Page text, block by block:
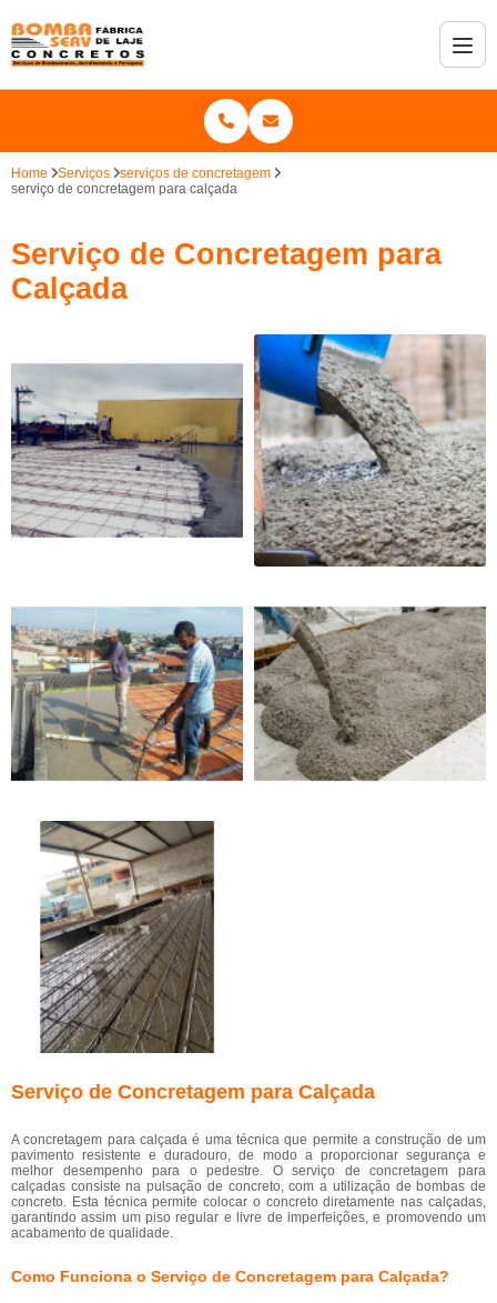
Home Serviços
serviços de concretagem
serviço de concretagem para calçada
Serviço de Concretagem para
Calçada
Serviço de Concretagem para Calçada
A concretagem para calçada é uma técnica que permite a construção de um
pavimento resistente e duradouro, de modo a proporcionar segurança e
melhor desempenho para o pedestre. O serviço de concretagem para
calçadas consiste na pulsação de concreto, com a utilização de bombas de
concreto. Esta técnica permite colocar o concreto diretamente nas calçadas,
garantindo assim um piso regular e livre de imperfeições, e promovendo um
acabamento de qualidade.
Como Funciona o Serviço de Concretagem para Calçada?